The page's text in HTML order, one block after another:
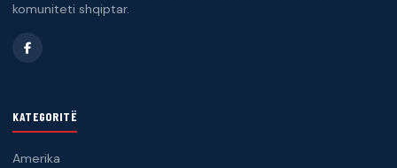
komuniteti shqiptar.
KATEGORITË
Amerika